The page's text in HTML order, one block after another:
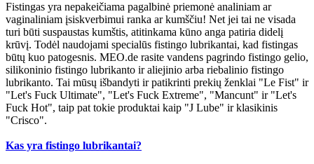
Fistingas yra nepakeičiama pagalbinė priemonė analiniam ar
vaginaliniam įsiskverbimui ranka ar kumščiu! Net jei tai ne visada
turi būti suspaustas kumštis, atitinkama kūno anga patiria didelį
krūvį. Todėl naudojami specialūs fistingo lubrikantai, kad fistingas
būtų kuo patogesnis. MEO.de rasite vandens pagrindo fistingo gelio,
silikoninio fistingo lubrikanto ir aliejinio arba riebalinio fistingo
lubrikanto. Tai mūsų išbandyti ir patikrinti prekių ženklai "Le Fist" ir
"Let's Fuck Ultimate", "Let's Fuck Extreme", "Mancunt" ir "Let's
Fuck Hot", taip pat tokie produktai kaip "J Lube" ir klasikinis
"Crisco".
Kas yra fistingo lubrikantai?